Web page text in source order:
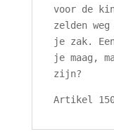
voor de
zelden
je zak.
je maag,
zijn?
Artikel